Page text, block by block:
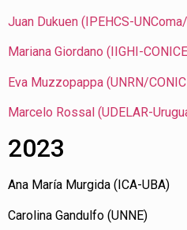
Juan Dukuen (IPEHCS-
Mariana Giordano (IIGHI-
Eva Muzzopappa (UNRN/
Marcelo Rossal (UDELAR-
2023
Ana María Murgida (ICA-UBA)
Carolina Gandulfo (UNNE)